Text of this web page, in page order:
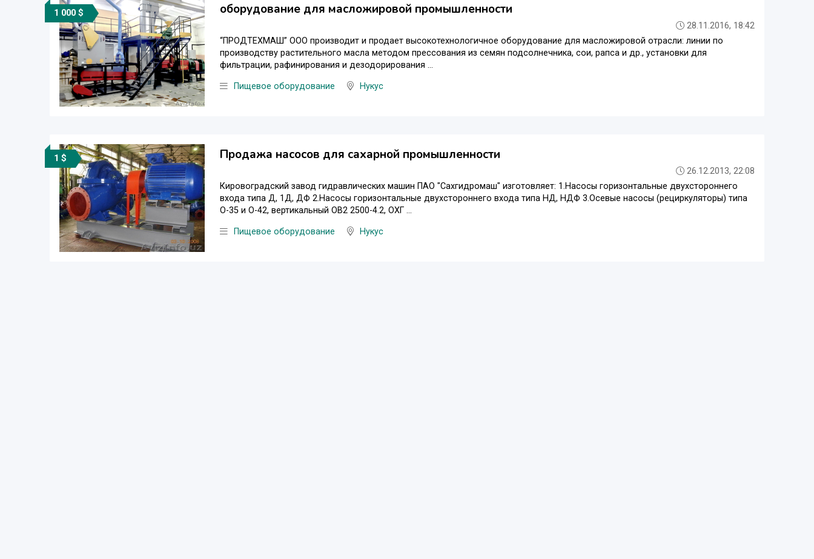
1 000 $ оборудование для масложировой промышленности
28.11.2016, 18:42
“ПРОДТЕХМАШ” ООО производит и продает высокотехнологичное оборудование для масложировой отрасли: линии по
производству растительного масла методом прессования из семян подсолнечника, сои, рапса и др., установки для
фильтрации, рафинирования и дезодорирования ...
Пищевое оборудование Нукус
1 $ Продажа насосов для сахарной промышленности
26.12.2013, 22:08
Кировоградский завод гидравлических машин ПАО "Сахгидромаш" изготовляет: 1.Насосы горизонтальные двухстороннего
входа типа Д, 1Д, ДФ 2.Насосы горизонтальные двухстороннего входа типа НД, НДФ 3.Осевые насосы (рециркуляторы) типа
О-35 и О-42, вертикальный ОВ2 2500-4.2, ОХГ ...
Пищевое оборудование Нукус